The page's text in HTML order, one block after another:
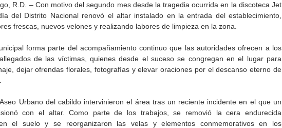
R.D. – Con motivo del segundo mes desde la tragedia ocurrida en la discoteca Jet
del Distrito Nacional renovó el altar instalado en la entrada del establecimiento,
frescas, nuevos velones y realizando labores de limpieza en la zona.
forma parte del acompañamiento continuo que las autoridades ofrecen a los
de las víctimas, quienes desde el suceso se congregan en el lugar para
dejar ofrendas florales, fotografías y elevar oraciones por el descanso eterno de
Urbano del cabildo intervinieron el área tras un reciente incidente en el que un
con el altar. Como parte de los trabajos, se removió la cera endurecida
el suelo y se reorganizaron las velas y elementos conmemorativos en los